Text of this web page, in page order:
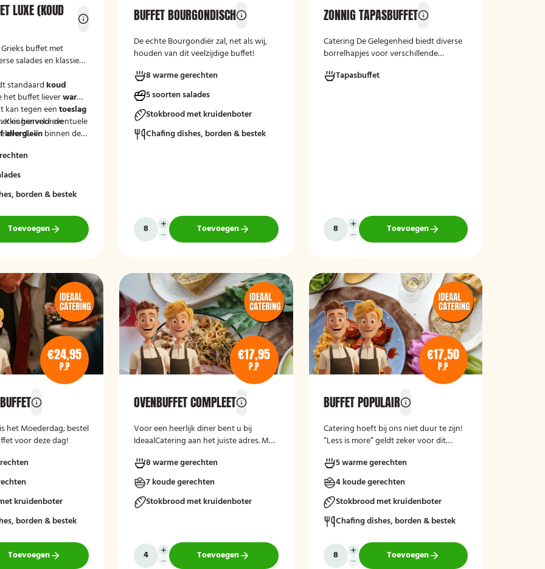
LUXE (KOUD
buffet met
salades en klassieke
standaardkoud
het buffet lieverwarm
kan tegen eentoeslag
Kies hiervoor deeventuele
allergieënbinnen de
borden & bestek
Toevoegen
BUFFET BOURGONDISCH
De echte Bourgondiër zal, net als wij,
houden van dit veelzijdige buffet!
8 warme gerechten
5 soorten salades
Stokbrood met kruidenboter
Chafing dishes, borden & bestek
Toevoegen
ZONNIG TAPASBUFFET
Catering De Gelegenheid biedt diverse
borrelhapjes voor verschillende
verjaardag, receptie of andere
Tapasbuffet
Toevoegen
€24,95
P.P
het Moederdag; bestel
voor deze dag!
kruidenboter
borden & bestek
Toevoegen
€17,95
P.P
OVENBUFFET COMPLEET
Voor een heerlijk diner bent u bij
IdeaalCatering aan het juiste adres. Met
zorgen een lekkere en gevarieerde
maaltijd op tafel. Voor een intiem diner
van 5 tot twaalf personen is een
ovenbuffet Ideaal!
8 warme gerechten
7 koude gerechten
Stokbrood met kruidenboter
Toevoegen
€17,50
P.P
BUFFET POPULAIR
Catering hoeft bij ons niet duur te zijn!
“Less is more” geldt zeker voor dit
5 warme gerechten
4 koude gerechten
Stokbrood met kruidenboter
Chafing dishes, borden & bestek
Toevoegen